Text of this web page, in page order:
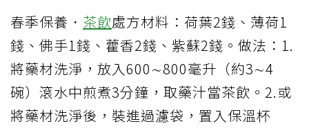
春季保養． 茶飲處方材料：荷葉2錢、薄荷1
錢、佛手1錢、藿香2錢、紫蘇2錢。做法：1.
將藥材洗淨，放入600∼800毫升（約3∼4
碗）滾水中煎煮3分鐘，取藥汁當茶飲。2.或
將藥材洗淨後，裝進過濾袋，置入保溫杯